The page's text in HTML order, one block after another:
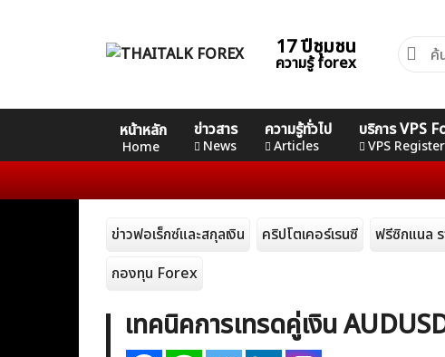
17 ปีชุมชน
ความรู้ forex
ค้นหา
สำหรับ:
หน้าหลัก
Home
ข่าวสาร
News
ความรู้ทั่วไป
Articles
บริการ VPS
VPS Register
VPS Register
คอร์ส
Basic
คอร์ส
Advance
คอร์ส
Professional
ข่าวฟอเร็กซ์และสกุลเงิน คริปโตเคอร์เรนซี ฟรีซิกแนล
กองทุน Forex
เทคนิคการเทรดคู่เงิน